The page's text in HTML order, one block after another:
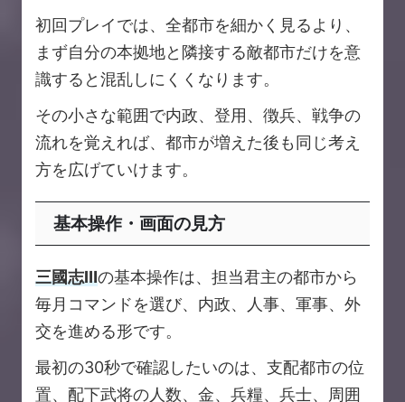
初回プレイでは、全都市を細かく見るより、
まず自分の本拠地と隣接する敵都市だけを意
識すると混乱しにくくなります。
その小さな範囲で内政、登用、徴兵、戦争の
流れを覚えれば、都市が増えた後も同じ考え
方を広げていけます。
基本操作・画面の見方
三國志Ⅲの基本操作は、担当君主の都市から
毎月コマンドを選び、内政、人事、軍事、外
交を進める形です。
最初の30秒で確認したいのは、支配都市の位
置、配下武将の人数、金、兵糧、兵士、周囲